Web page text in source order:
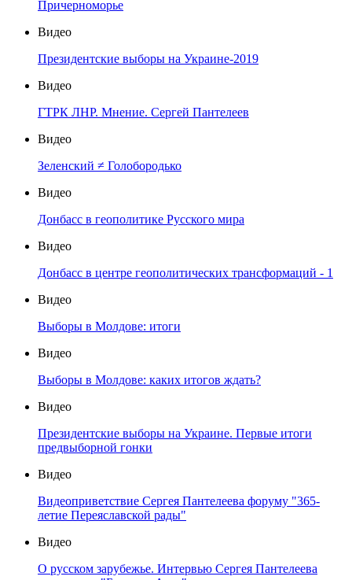
Причерноморье
Видео
Президентские выборы на Украине-2019
Видео
ГТРК ЛНР. Мнение. Сергей Пантелеев
Видео
Зеленский ≠ Голобородько
Видео
Донбасс в геополитике Русского мира
Видео
Донбасс в центре геополитических трансформаций - 1
Видео
Выборы в Молдове: итоги
Видео
Выборы в Молдове: каких итогов ждать?
Видео
Президентские выборы на Украине. Первые итоги
предвыборной гонки
Видео
Видеоприветствие Сергея Пантелеева форуму "365-
летие Переяславской рады"
Видео
О русском зарубежье. Интервью Сергея Пантелеева